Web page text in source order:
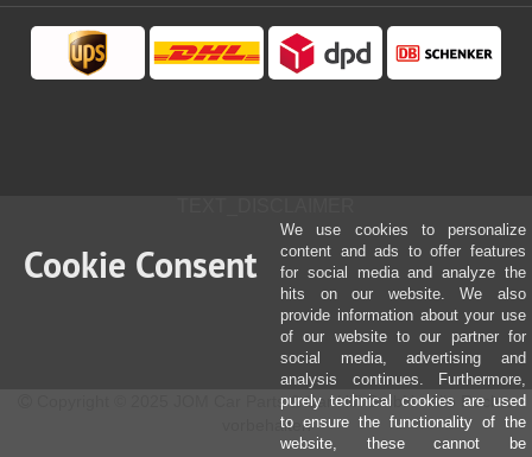
Copyright © 2025 JOM Car Parts & Car Hifi GmbH - Alle Rechte
vorbehalten
Cookie Consent
We use cookies to personalize
content and ads to offer features
for social media and analyze the
hits on our website. We also
provide information about your use
of our website to our partner for
social media, advertising and
analysis continues. Furthermore,
purely technical cookies are used
to ensure the functionality of the
website, these cannot be